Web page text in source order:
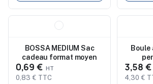
BOSSA MEDIUM Sac
cadeau format moyen
0,69 €
0,83 € TTC
Boule
3,58 €
4,30 €